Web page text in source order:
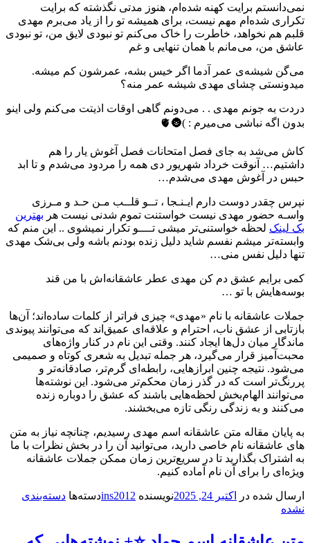
نمی‌دانستم برایت کهنه شده‌ام، هنوز مدتی نگذشته که برایت
تکراری شده‌ام مهم نیست، برای همیشه تو را از یاد می‌برم مهدی
قلبم هم نخواهد، خاطرت را خاک می‌کنم تو نبودی لایق من، تو نبودی
عاشق من، می‌مانم با همان تنهایی و غم
می‌گن شیشه‌ی عمر آدما اگر خیس بشه، عمرشون کم میشه.
میدونستی چشای مهدی شیشه عمر منه؟
دردت به جونم مهدی . . می‌دونم گاهی اوقات اذیتت می‌کنم ولی اینو
بدون اگه نباشی می‌میرم : )🌚🫀️
کاش می‌شد به جای فصل امتحانات فصل آغوش یار را هم
داشتیم… آنوقت خرداد شهریور دی همه را مردود می‌شدم و تا ابد
حبس در آغوش مهدی می‌شدم…
نپرس چقدر دوست دارم ايـنـجا ، تــو قلــب مـن حـد و مـرزى
واسـه حضور مهدی نيست خواستنت تموم شدنى نيست هر بهترین
بک لینک لحظه خواستنى‌تر ميشى تــــو تكرار نميشوى .. اين منم كه
وابسته‌تر ميشم نفسم شايد دليل زنده بودنم باشه ولى بی‌شک مهدی
تنها دليل نفس منى…
کمی برایم عشق دم کن مهدی عطر عاشقانه‌اش با من قند
بوسه‌هایش با تو …
جملات عاشقانه با نام «مهدی» چیزی فراتر از کلمات ساده‌اند؛ آن‌ها
بازتابی از عشق ناب، احترام و علاقه‌ای عمیق‌اند که می‌توانند پیوندی
ماندگار میان دل‌ها ایجاد کنند. وقتی این نام در کنار واژه‌های
محبت‌آمیز قرار می‌گیرد، هر جمله تبدیل به شعری کوتاه و صمیمی
می‌شود. نتیجه چنین ابرازهایی، رابطه‌ای گرم‌تر، صادقانه‌تر و
پررنگ‌تر است که در گذر زمان محکم‌تر می‌شود. این نوشته‌ها
می‌توانند الهام‌بخش لحظه‌هایی باشند که عشق را دوباره زنده
می‌کنند و به زندگی رنگی تازه می‌بخشند.
به پایان مقاله متن عاشقانه اسم مهدی رسیدیم، چنانچه نیاز به متن
های عاشقانه نام خاصی دارید، می‌توانید آن را در بخش نظرات با ما
به اشتراک بگذارید تا در سریع‌ترین زمان ممکن جملات عاشقانه
ویژه‌ای را برای آن نام آماده کنیم.
ارسال شده در اکتبر 24, 2025 نویسنده ins2012دسته‌ها دسته‌بندی
نشده